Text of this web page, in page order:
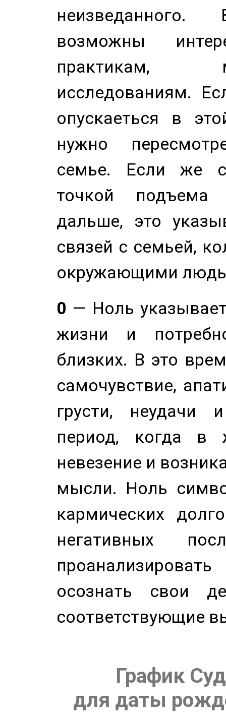
возможны
практикам,
исследованиям.
опускаеться в
нужно
семье. Если же
точкой
дальше, это
связей с семьей,
окружающими
0 — Ноль
жизни и
близких. В это
самочувствие,
грусти, неудачи
период, когда в
невезение и
мысли. Ноль
кармических
негативных
осознать свои
соответствующие
График
для даты